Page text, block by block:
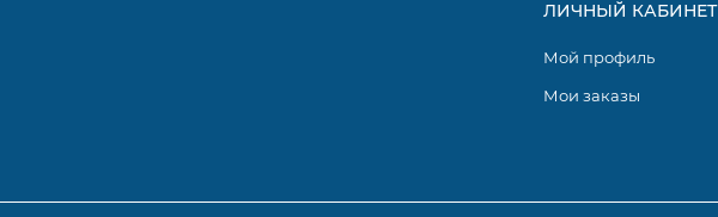
ЛИЧНЫЙ КАБИНЕТ
Мой профиль
Мои заказы